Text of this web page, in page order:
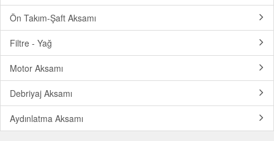
Ön Takım-Şaft Aksamı
Filtre - Yağ
Motor Aksamı
Debriyaj Aksamı
Aydınlatma Aksamı